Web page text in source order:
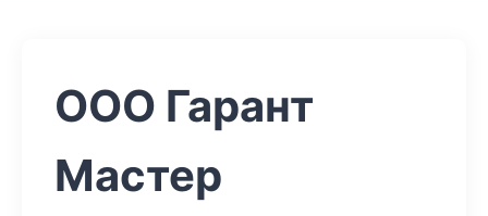
ООО Гарант
Мастер